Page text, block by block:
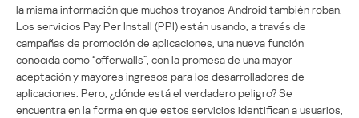
la misma información que muchos troyanos Android también roban.
Los servicios Pay Per Install (PPI) están usando, a través de
campañas de promoción de aplicaciones, una nueva función
conocida como “offerwalls”, con la promesa de una mayor
aceptación y mayores ingresos para los desarrolladores de
aplicaciones. Pero, ¿dónde está el verdadero peligro? Se
encuentra en la forma en que estos servicios identifican a usuarios,